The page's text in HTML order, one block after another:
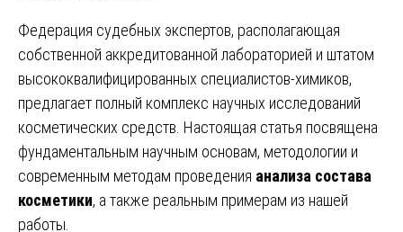
Федерация судебных экспертов, располагающая
собственной аккредитованной лабораторией и штатом
высококвалифицированных специалистов-химиков,
предлагает полный комплекс научных исследований
косметических средств. Настоящая статья посвящена
фундаментальным научным основам, методологии и
современным методам проведения анализа состава
косметики, а также реальным примерам из нашей
работы.